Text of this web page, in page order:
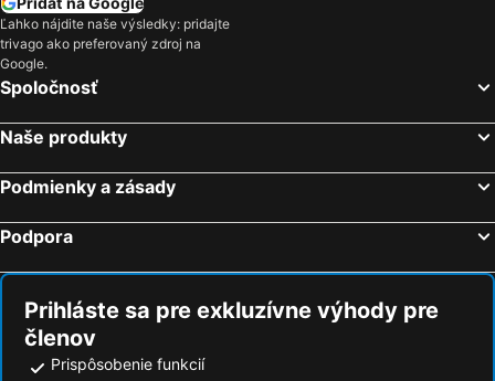
Ľahko nájdite naše výsledky: pridajte
trivago ako preferovaný zdroj na
Google.
Spoločnosť
Naše produkty
Podmienky a zásady
Podpora
Prihláste sa pre exkluzívne výhody pre
členov
Prispôsobenie funkcií